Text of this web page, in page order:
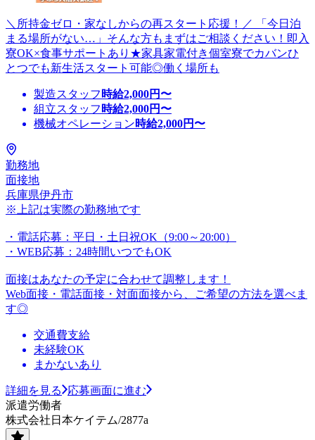
＼所持金ゼロ・家なしからの再スタート応援！／ 「今日泊
まる場所がない…」そんな方もまずはご相談ください！即入
寮OK×食事サポートあり★家具家電付き個室寮でカバンひ
とつでも新生活スタート可能◎働く場所も
製造スタッフ 時給2,000円〜
組立スタッフ 時給2,000円〜
機械オペレーション時給2,000円〜
勤務地
面接地
兵庫県伊丹市
※上記は実際の勤務地です
・電話応募：平日・土日祝OK（9:00～20:00）
・WEB応募：24時間いつでもOK
面接はあなたの予定に合わせて調整します！
Web面接・電話面接・対面面接から、ご希望の方法を選べま
す◎
交通費支給
未経験OK
まかないあり
詳細を見る
応募画面に進む
派遣労働者
株式会社日本ケイテム/2877a